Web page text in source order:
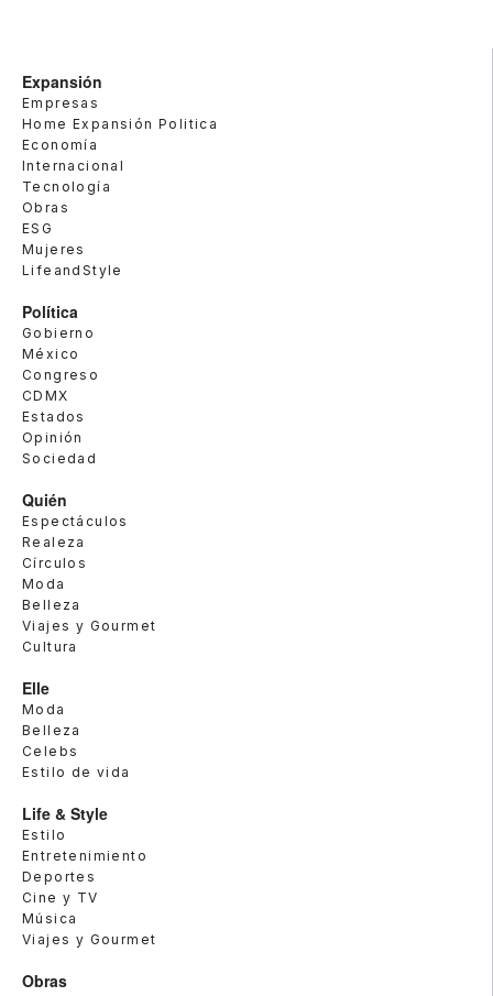
Expansión
Empresas
Home Expansión Politica
Economía
Internacional
Tecnología
Obras
ESG
Mujeres
LifeandStyle
Política
Gobierno
México
Congreso
CDMX
Estados
Opinión
Sociedad
Quién
Espectáculos
Realeza
Círculos
Moda
Belleza
Viajes y Gourmet
Cultura
Elle
Moda
Belleza
Celebs
Estilo de vida
Life & Style
Estilo
Entretenimiento
Deportes
Cine y TV
Música
Viajes y Gourmet
Obras